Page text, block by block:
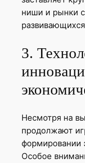
ниши и рынки
3.
Несмотря на
продолжают
формировании
Особое